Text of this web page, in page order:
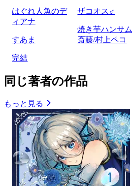
はぐれ人魚のデ
ィアナ
すあま
完結
ザコオス♂
焼き芋ハンサム
斎藤/村上ペコ
同じ著者の作品
もっと見る